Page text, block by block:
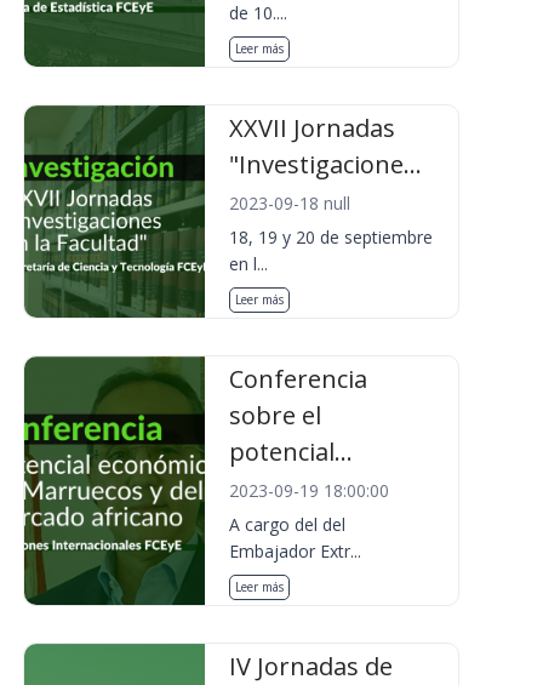
de 10....
Leer más
XXVII Jornadas
"Investigacione...
2023-09-18 null
18, 19 y 20 de septiembre
en l...
Leer más
Conferencia
sobre el
potencial...
2023-09-19 18:00:00
A cargo del del
Embajador Extr...
Leer más
IV Jornadas de